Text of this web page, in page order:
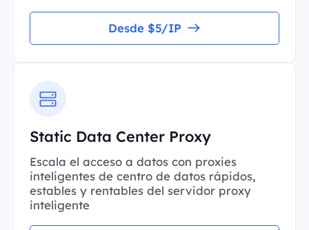
Desde $5/IP
Static Data Center Proxy
Escala el acceso a datos con proxies
inteligentes de centro de datos rápidos,
estables y rentables del servidor proxy
inteligente